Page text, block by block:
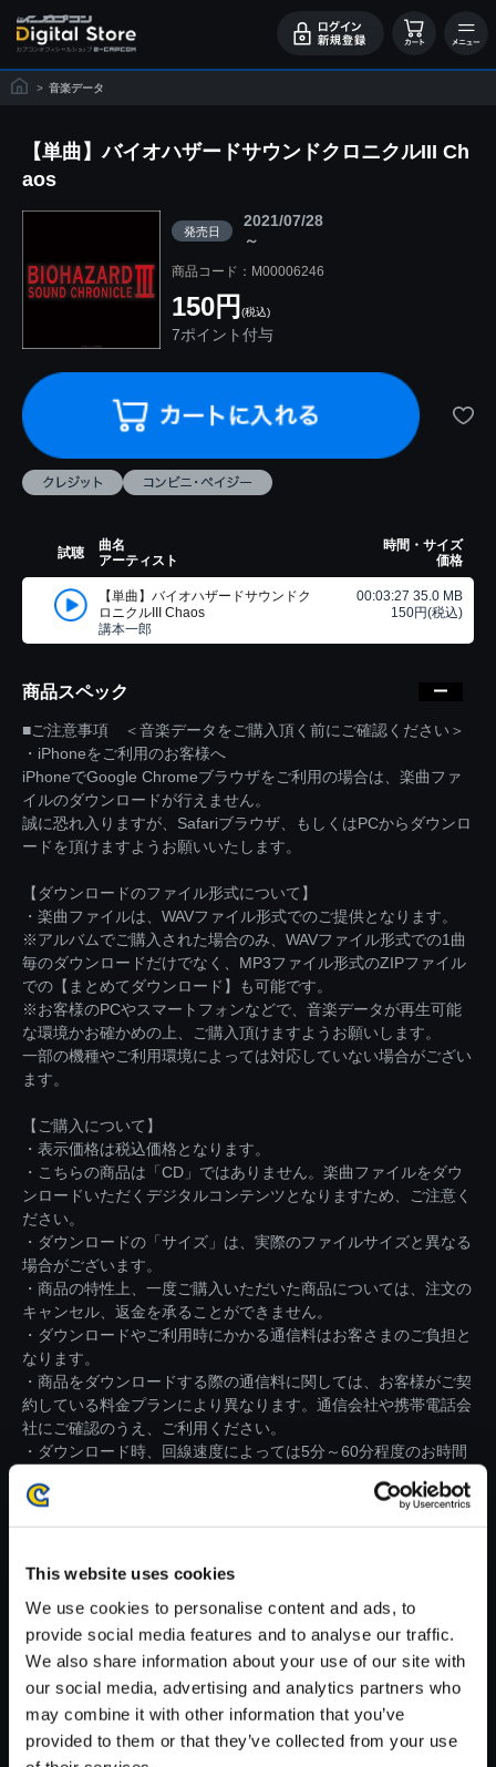
This website uses cookies
We use cookies to personalise content and ads, to
provide social media features and to analyse our traffic.
We also share information about your use of our site with
our social media, advertising and analytics partners who
may combine it with other information that you’ve
provided to them or that they’ve collected from your use
> 音楽データ
【単曲】バイオハザードサウンドクロニクルIII Ch
aos
発売日
2021/07/28
～
商品コード：M00006246
150円 (税込)
7ポイント付与
試聴
曲名
アーティスト
時間・サイズ
価格
【単曲】バイオハザードサウンドク
ロニクルIII Chaos
講本一郎
00:03:27 35.0 MB
150円(税込)
商品スペック
■ご注意事項 ＜音楽データをご購入頂く前にご確認ください＞
・iPhoneをご利用のお客様へ
iPhoneでGoogle Chromeブラウザをご利用の場合は、楽曲ファ
イルのダウンロードが行えません。
誠に恐れ入りますが、Safariブラウザ、もしくはPCからダウンロ
ードを頂けますようお願いいたします。
【ダウンロードのファイル形式について】
・楽曲ファイルは、WAVファイル形式でのご提供となります。
※アルバムでご購入された場合のみ、WAVファイル形式での1曲
毎のダウンロードだけでなく、MP3ファイル形式のZIPファイル
での【まとめてダウンロード】も可能です。
※お客様のPCやスマートフォンなどで、音楽データが再生可能
な環境かお確かめの上、ご購入頂けますようお願いします。
一部の機種やご利用環境によっては対応していない場合がござい
ます。
【ご購入について】
・表示価格は税込価格となります。
・こちらの商品は「CD」ではありません。楽曲ファイルをダウ
ンロードいただくデジタルコンテンツとなりますため、ご注意く
ださい。
・ダウンロードの「サイズ」は、実際のファイルサイズと異なる
場合がございます。
・商品の特性上、一度ご購入いただいた商品については、注文の
キャンセル、返金を承ることができません。
・ダウンロードやご利用時にかかる通信料はお客さまのご負担と
なります。
・商品をダウンロードする際の通信料に関しては、お客様がご契
約している料金プランにより異なります。通信会社や携帯電話会
社にご確認のうえ、ご利用ください。
・ダウンロード時、回線速度によっては5分～60分程度のお時間
※ご購入いただいたファイルのダウンロードの際には、通信環境
【単曲】バイオハザードサウン
ドクロニクルIII Chaos
150円